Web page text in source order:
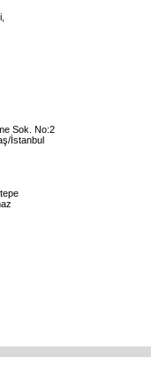
Sok. No:2
İstanbul